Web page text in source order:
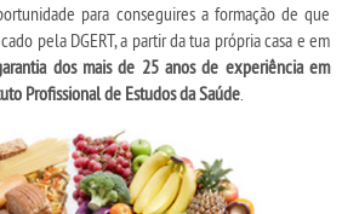
para conseguires a formação de que
pela DGERT, a partir da tua própria casa e em
dos mais de 25 anos de experiência em
Profissional de Estudos da Saúde.